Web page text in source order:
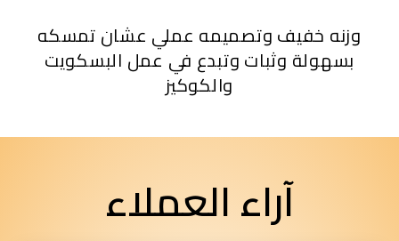
وزنه خفيف وتصميمه عملي عشان تمسكه
بسهولة وثبات وتبدع في عمل البسكويت
والكوكيز
آراء العملاء